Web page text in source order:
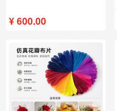
¥600.00